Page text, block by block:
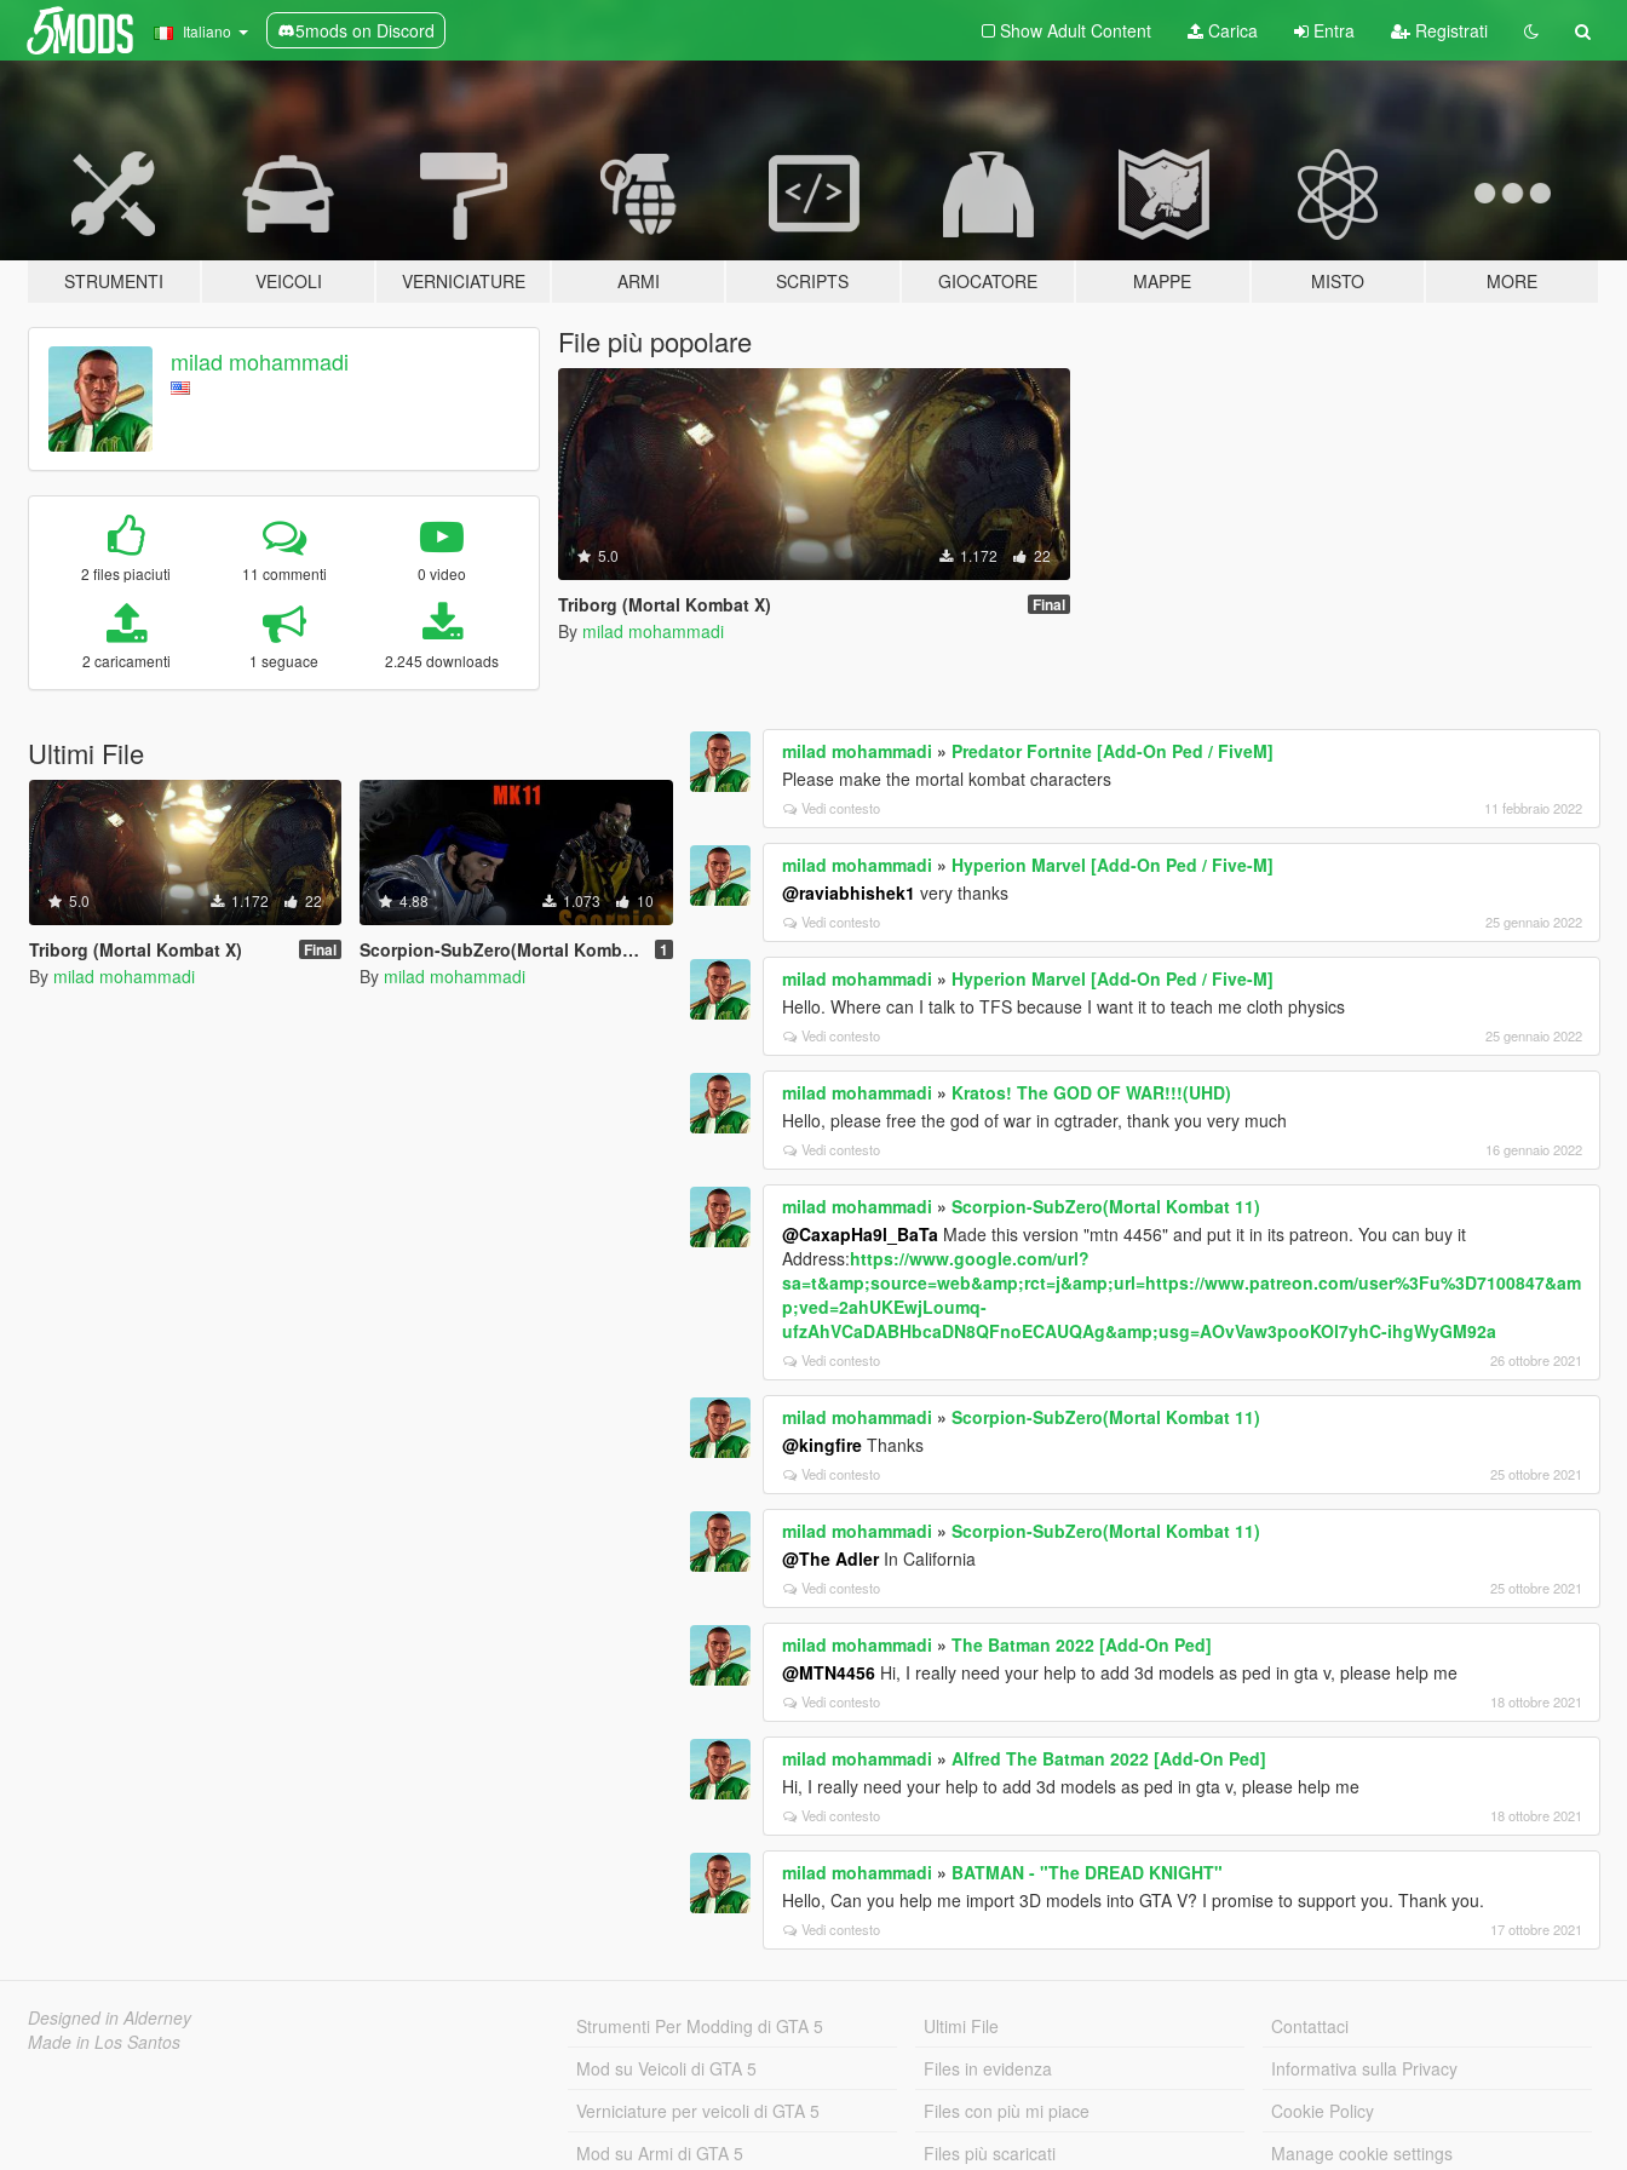
Italiano 5mods on Discord Show Adult Content Carica Entra Registrati
STRUMENTI VEICOLI VERNICIATURE ARMI SCRIPTS GIOCATORE MAPPE MISTO MORE
milad mohammadi
2 files piaciuti 11 commenti 0 video
2 caricamenti 1 seguace 2.245 downloads
File più popolare
5.0 1.172 22
Triborg (Mortal Kombat X) Final
By milad mohammadi
Ultimi File
5.0 1.172 22
Triborg (Mortal Kombat X) Final
By milad mohammadi
4.88 1.073 10
Scorpion-SubZero(Mortal Kombat 11) 1
By milad mohammadi
milad mohammadi » Predator Fortnite [Add-On Ped / FiveM]
Please make the mortal kombat characters
Vedi contesto 11 febbraio 2022
milad mohammadi » Hyperion Marvel [Add-On Ped / Five-M]
@raviabhishek1 very thanks
Vedi contesto 25 gennaio 2022
milad mohammadi » Hyperion Marvel [Add-On Ped / Five-M]
Hello. Where can I talk to TFS because I want it to teach me cloth physics
Vedi contesto 25 gennaio 2022
milad mohammadi » Kratos! The GOD OF WAR!!!(UHD)
Hello, please free the god of war in cgtrader, thank you very much
Vedi contesto 16 gennaio 2022
milad mohammadi »Scorpion-SubZero(Mortal Kombat 11)
@CaxapHa9l_BaTa Made this version "mtn 4456" and put it in its patreon. You can buy it
Address:https://www.google.com/url?
sa=t&amp;source=web&amp;rct=j&amp;url=https://www.patreon.com/user%3Fu%3D7100847&am
p;ved=2ahUKEwjLoumq-
ufzAhVCaDABHbcaDN8QFnoECAUQAg&amp;usg=AOvVaw3pooKOl7yhC-ihgWyGM92a
Vedi contesto 26 ottobre 2021
milad mohammadi »Scorpion-SubZero(Mortal Kombat 11)
@kingfire Thanks
Vedi contesto 25 ottobre 2021
milad mohammadi »Scorpion-SubZero(Mortal Kombat 11)
@The AdlerIn California
Vedi contesto 25 ottobre 2021
milad mohammadi »The Batman 2022 [Add-On Ped]
@MTN4456 Hi, I really need your help to add 3d models as ped in gta v, please help me
Vedi contesto 18 ottobre 2021
milad mohammadi »Alfred The Batman 2022 [Add-On Ped]
Hi, I really need your help to add 3d models as ped in gta v, please help me
Vedi contesto 18 ottobre 2021
milad mohammadi » BATMAN - "The DREAD KNIGHT"
Hello, Can you help me import 3D models into GTA V? I promise to support you. Thank you.
Vedi contesto 17 ottobre 2021
Designed in Alderney
Made in Los Santos
Strumenti Per Modding di GTA 5
Mod su Veicoli di GTA 5
Verniciature per veicoli di GTA 5
Mod su Armi di GTA 5
Ultimi File
Files in evidenza
Files con più mi piace
Files più scaricati
Contattaci
Informativa sulla Privacy
Cookie Policy
Manage cookie settings